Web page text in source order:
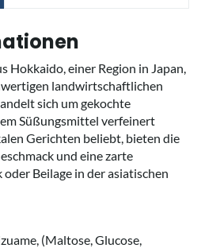
Hokkaido, einer Region in Japan,
landwirtschaftlichen
sich um gekochte
Süßungsmittel verfeinert
Gerichten beliebt, bieten die
und eine zarte
oder Beilage in der asiatischen
(Maltose, Glucose,